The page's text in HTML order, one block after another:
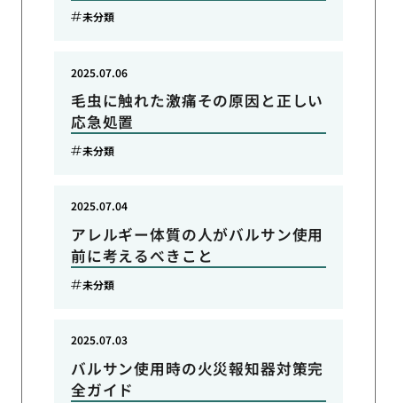
未分類
毛虫に触れた激痛その原因と正しい
応急処置
2025.07.06
未分類
アレルギー体質の人がバルサン使用
前に考えるべきこと
2025.07.04
未分類
バルサン使用時の火災報知器対策完
全ガイド
2025.07.03